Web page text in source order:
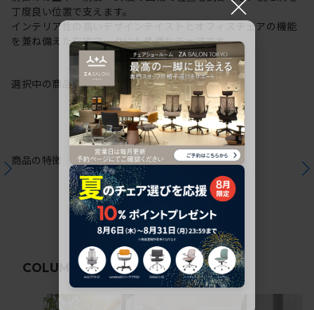
丁度良い位置で支えます。
インテリア性の高いデザインテイストとオフィスチェアの機能
を兼ね備えた在宅ワークにも最適なチェアです。
選択中の商品情報保証注意事項
商品の特徴
COLUMN関連コラム